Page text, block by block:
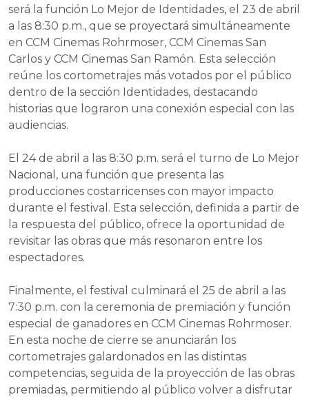
será la función Lo Mejor de Identidades, el 23 de abril
a las 8:30 p.m., que se proyectará simultáneamente
en CCM Cinemas Rohrmoser, CCM Cinemas San
Carlos y CCM Cinemas San Ramón. Esta selección
reúne los cortometrajes más votados por el público
dentro de la sección Identidades, destacando
historias que lograron una conexión especial con las
audiencias.
El 24 de abril a las 8:30 p.m. será el turno de Lo Mejor
Nacional, una función que presenta las
producciones costarricenses con mayor impacto
durante el festival. Esta selección, definida a partir de
la respuesta del público, ofrece la oportunidad de
revisitar las obras que más resonaron entre los
espectadores.
Finalmente, el festival culminará el 25 de abril a las
7:30 p.m. con la ceremonia de premiación y función
especial de ganadores en CCM Cinemas Rohrmoser.
En esta noche de cierre se anunciarán los
cortometrajes galardonados en las distintas
competencias, seguida de la proyección de las obras
premiadas, permitiendo al público volver a disfrutar